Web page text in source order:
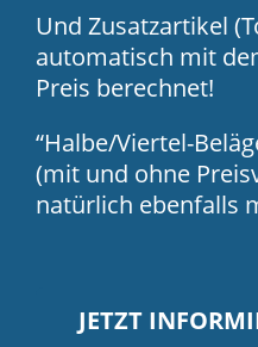
Und Zusatzartikel
automatisch mit
Preis berechnet!
“Halbe/Viertel-
(mit und ohne
natürlich ebenfalls
JETZT